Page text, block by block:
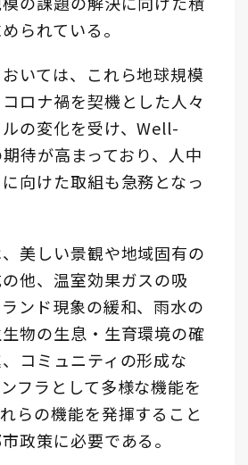
られている。
いては、これら地球規模
ロナ禍を契機とした人々
の変化を受け、Well-
待が高まっており、人中
向けた取組も急務となっ
美しい景観や地域固有の
他、温室効果ガスの吸
ンド現象の緩和、雨水の
物の生息・生育環境の確
コミュニティの形成な
フラとして多様な機能を
らの機能を発揮すること
政策に必要である。